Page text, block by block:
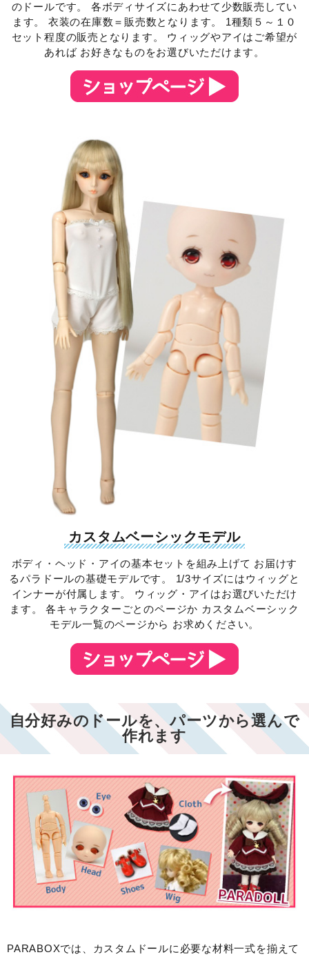
のドールです。 各ボディサイズにあわせて少数販売してい
ます。 衣装の在庫数＝販売数となります。 1種類５～１０
セット程度の販売となります。 ウィッグやアイはご希望が
あれば お好きなものをお選びいただけます。
カスタムベーシックモデル
ボディ・ヘッド・アイの基本セットを組み上げて お届けす
るパラドールの基礎モデルです。 1/3サイズにはウィッグと
インナーが付属します。 ウィッグ・アイはお選びいただけ
ます。 各キャラクターごとのページか カスタムベーシック
モデル一覧のページから お求めください。
自分好みのドールを、パーツから選んで
作れます
PARABOXでは、カスタムドールに必要な材料一式を揃えて